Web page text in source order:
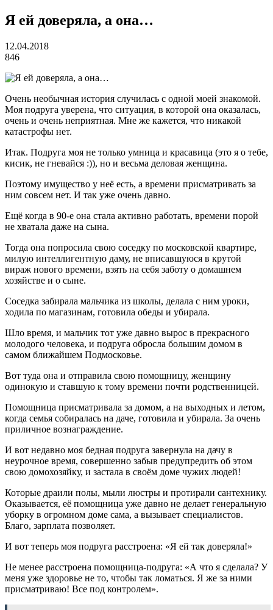
Я ей доверяла, а она…
12.04.2018
846
Очень необычная история случилась с одной моей знакомой.
Моя подруга уверена, что ситуация, в которой она оказалась,
очень и очень неприятная. Мне же кажется, что никакой
катастрофы нет.
Итак. Подруга моя не только умница и красавица (это я о тебе,
кисик, не гневайся :)), но и весьма деловая женщина.
Поэтому имущество у неё есть, а времени присматривать за
ним совсем нет. И так уже очень давно.
Ещё когда в 90-е она стала активно работать, времени порой
не хватала даже на сына.
Тогда она попросила свою соседку по московской квартире,
милую интеллигентную даму, не вписавшуюся в крутой
вираж нового времени, взять на себя заботу о домашнем
хозяйстве и о сыне.
Соседка забирала мальчика из школы, делала с ним уроки,
ходила по магазинам, готовила обеды и убирала.
Шло время, и мальчик тот уже давно вырос в прекрасного
молодого человека, и подруга обросла большим домом в
самом ближайшем Подмосковье.
Вот туда она и отправила свою помощницу, женщину
одинокую и ставшую к тому времени почти родственницей.
Помощница присматривала за домом, а на выходных и летом,
когда семья собиралась на даче, готовила и убирала. За очень
приличное вознаграждение.
И вот недавно моя бедная подруга завернула на дачу в
неурочное время, совершенно забыв предупредить об этом
свою домохозяйку, и застала в своём доме чужих людей!
Которые драили полы, мыли люстры и протирали сантехнику.
Оказывается, её помощница уже давно не делает генеральную
уборку в огромном доме сама, а вызывает специалистов.
Благо, зарплата позволяет.
И вот теперь моя подруга расстроена: «Я ей так доверяла!»
Не менее расстроена помощница-подруга: «А что я сделала? У
меня уже здоровье не то, чтобы так ломаться. Я же за ними
присматриваю! Все под контролем».